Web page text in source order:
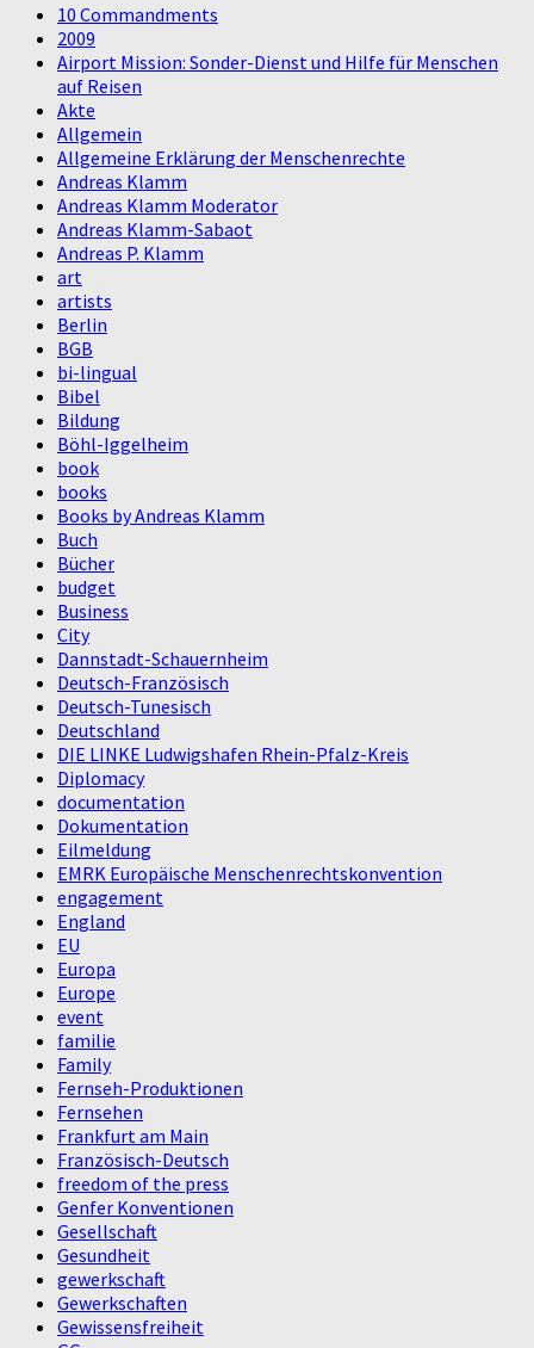
10 Commandments
2009
Airport Mission: Sonder-Dienst und Hilfe für Menschen
auf Reisen
Akte
Allgemein
Allgemeine Erklärung der Menschenrechte
Andreas Klamm
Andreas Klamm Moderator
Andreas Klamm-Sabaot
Andreas P. Klamm
art
artists
Berlin
BGB
bi-lingual
Bibel
Bildung
Böhl-Iggelheim
book
books
Books by Andreas Klamm
Buch
Bücher
budget
Business
City
Dannstadt-Schauernheim
Deutsch-Französisch
Deutsch-Tunesisch
Deutschland
DIE LINKE Ludwigshafen Rhein-Pfalz-Kreis
Diplomacy
documentation
Dokumentation
Eilmeldung
EMRK Europäische Menschenrechtskonvention
engagement
England
EU
Europa
Europe
event
familie
Family
Fernseh-Produktionen
Fernsehen
Frankfurt am Main
Französisch-Deutsch
freedom of the press
Genfer Konventionen
Gesellschaft
Gesundheit
gewerkschaft
Gewerkschaften
Gewissensfreiheit